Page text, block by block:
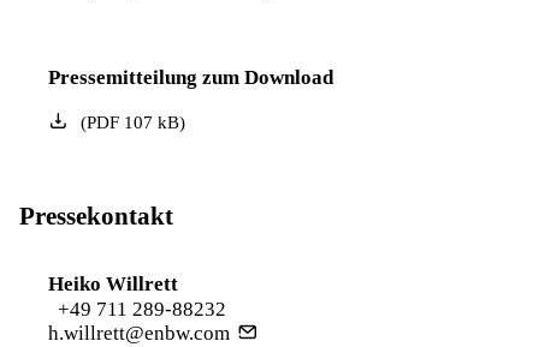
Pressemitteilung zum Download
(PDF107 kB)
Pressekontakt
Heiko Willrett
+49 711 289-88232
h.willrett@enbw.com